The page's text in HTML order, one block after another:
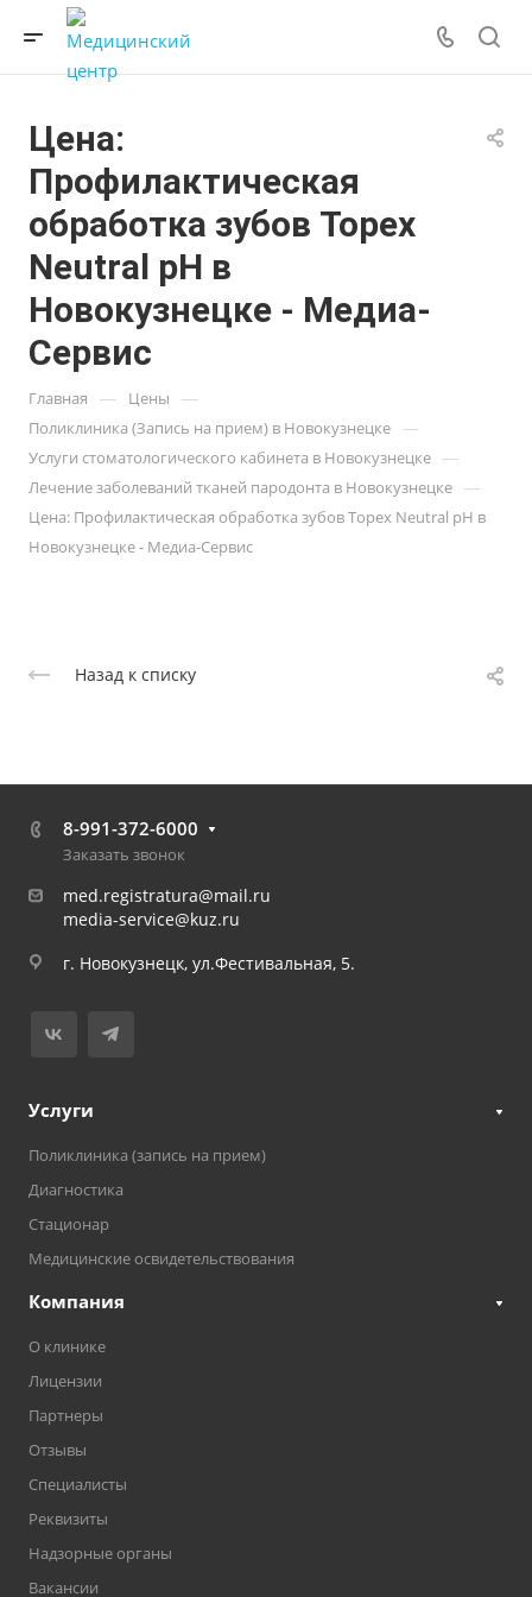
Цена:
Профилактическая
обработка зубов Topex
Neutral pH в
Новокузнецке - Медиа-
Сервис
Главная — Цены —
Поликлиника (Запись на прием) в Новокузнецке —
Услуги стоматологического кабинета в Новокузнецке —
Лечение заболеваний тканей пародонта в Новокузнецке —
Цена: Профилактическая обработка зубов Topex Neutral pH в
Новокузнецке - Медиа-Сервис
Назад к списку
8-991-372-6000
Заказать звонок
med.registratura@mail.ru
media-service@kuz.ru
г. Новокузнецк, ул.Фестивальная, 5.
Услуги
Поликлиника (запись на прием)
Диагностика
Стационар
Медицинские освидетельствования
Компания
О клинике
Лицензии
Партнеры
Отзывы
Специалисты
Реквизиты
Надзорные органы
Вакансии